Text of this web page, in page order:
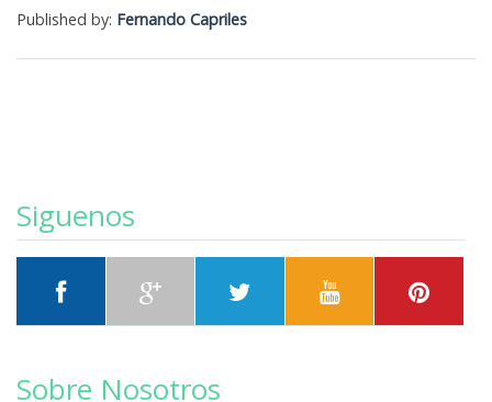
Published by: Fernando Capriles
Siguenos
Sobre Nosotros